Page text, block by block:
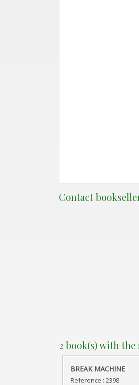
Contact
2 book(s) with
‎BREAK MACHINE‎
Reference : 2398